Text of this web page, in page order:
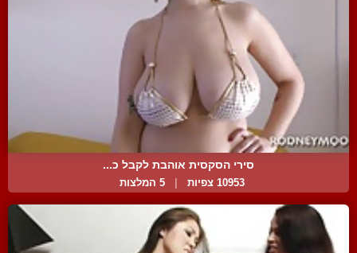
סירי הסקסית אוהבת לקבל כ...
10953 צפיות 5 המלצות